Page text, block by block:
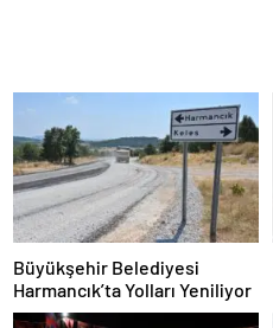
Büyükşehir Belediyesi
Harmancık’ta Yolları Yeniliyor